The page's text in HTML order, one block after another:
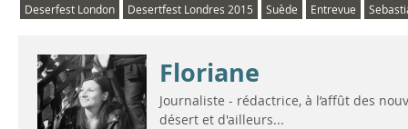
Deserfest London
Desertfest Londres 2015 Suède Entrevue
Floriane
Journaliste - rédactrice, à l’affût des
désert et d'ailleurs...